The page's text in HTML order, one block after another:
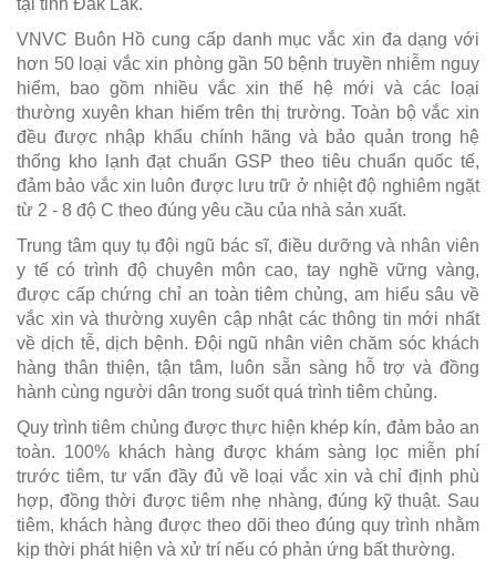
VNVC Buôn Hồ cung cấp danh mục vắc xin đa dạng với
hơn 50 loại vắc xin phòng gần 50 bệnh truyền nhiễm nguy
hiểm, bao gồm nhiều vắc xin thế hệ mới và các loại
thường xuyên khan hiếm trên thị trường. Toàn bộ vắc xin
đều được nhập khẩu chính hãng và bảo quản trong hệ
thống kho lạnh đạt chuẩn GSP theo tiêu chuẩn quốc tế,
đảm bảo vắc xin luôn được lưu trữ ở nhiệt độ nghiêm ngặt
từ 2 - 8 độ C theo đúng yêu cầu của nhà sản xuất.
Trung tâm quy tụ đội ngũ bác sĩ, điều dưỡng và nhân viên
y tế có trình độ chuyên môn cao, tay nghề vững vàng,
được cấp chứng chỉ an toàn tiêm chủng, am hiểu sâu về
vắc xin và thường xuyên cập nhật các thông tin mới nhất
về dịch tễ, dịch bệnh. Đội ngũ nhân viên chăm sóc khách
hàng thân thiện, tận tâm, luôn sẵn sàng hỗ trợ và đồng
hành cùng người dân trong suốt quá trình tiêm chủng.
Quy trình tiêm chủng được thực hiện khép kín, đảm bảo an
toàn. 100% khách hàng được khám sàng lọc miễn phí
trước tiêm, tư vấn đầy đủ về loại vắc xin và chỉ định phù
hợp, đồng thời được tiêm nhẹ nhàng, đúng kỹ thuật. Sau
tiêm, khách hàng được theo dõi theo đúng quy trình nhằm
kịp thời phát hiện và xử trí nếu có phản ứng bất thường.